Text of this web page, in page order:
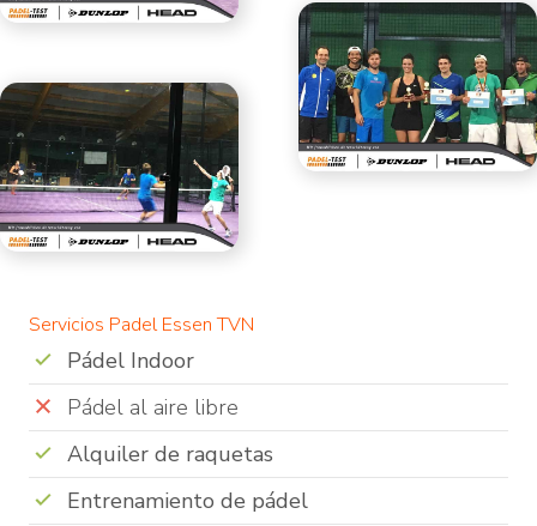
Servicios Padel Essen TVN
Pádel Indoor
Pádel al aire libre
Alquiler de raquetas
Entrenamiento de pádel